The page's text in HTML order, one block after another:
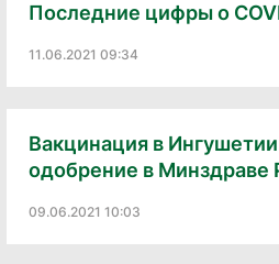
Последние цифры о
11.06.2021 09:34
Вакцинация в
одобрение в Минздраве
09.06.2021 10:03